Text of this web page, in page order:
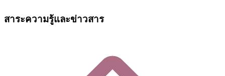
สาระความรู้และข่าวสาร